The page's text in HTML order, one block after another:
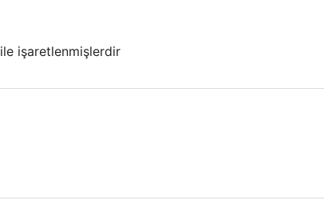
ile işaretlenmişlerdir